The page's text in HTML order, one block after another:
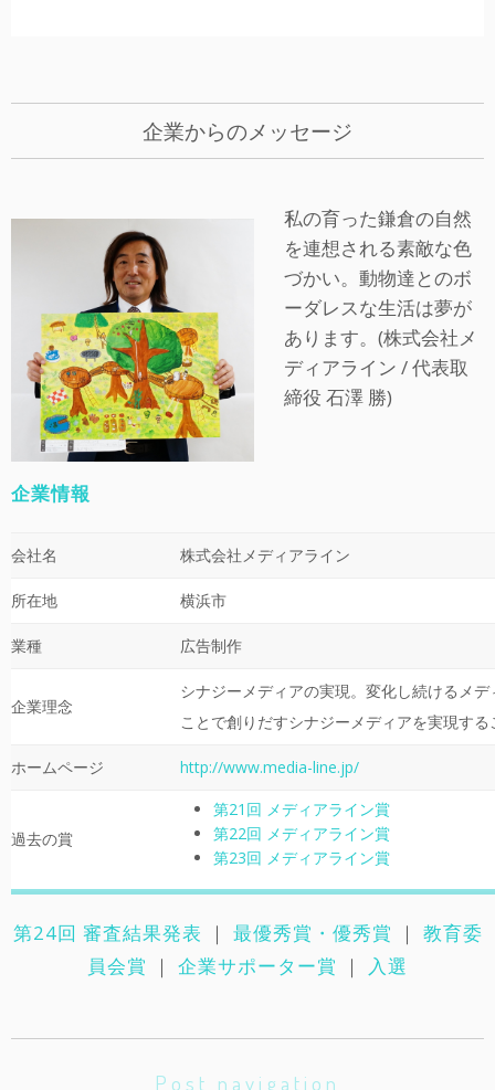
企業からのメッセージ
私の育った鎌倉の自然
を連想される素敵な色
づかい。動物達とのボ
ーダレスな生活は夢が
あります。(株式会社メ
ディアライン / 代表取
締役 石澤 勝)
企業情報
会社名 株式会社メディアライン
所在地 横浜市
業種 広告制作
企業理念
シナジーメディアの実現。変化し続けるメ
ことで創りだすシナジーメディアを実現する
ホームページ http://www.media-line.jp/
過去の賞
第21回 メディアライン賞
第22回 メディアライン賞
第23回 メディアライン賞
第24回 審査結果発表 ｜ 最優秀賞・優秀賞 ｜ 教育委
員会賞 ｜ 企業サポーター賞 ｜ 入選
Post navigation